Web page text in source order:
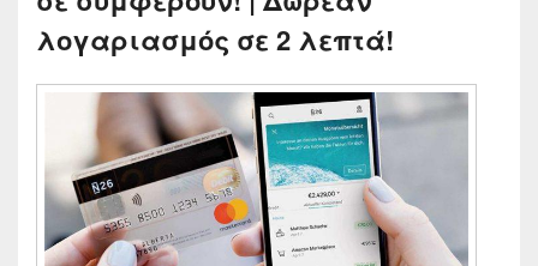
λογαριασμός σε 2 λεπτά!